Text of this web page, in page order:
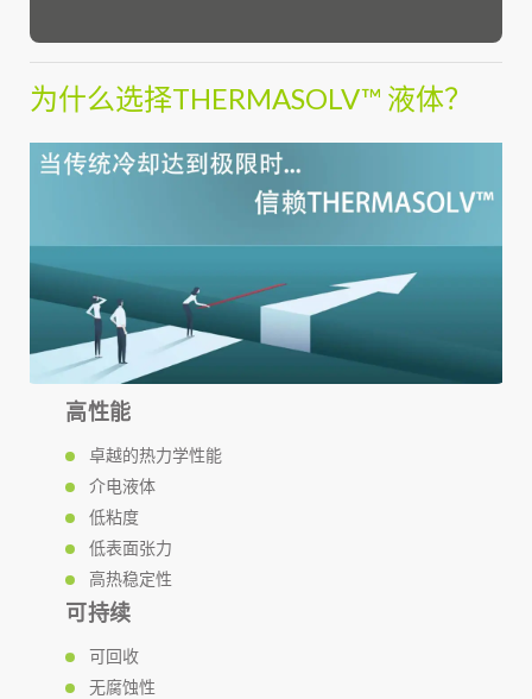
为什么选择THERMASOLV™ 液体？
高性能
卓越的热力学性能
介电液体
低粘度
低表面张力
高热稳定性
可持续
可回收
无腐蚀性